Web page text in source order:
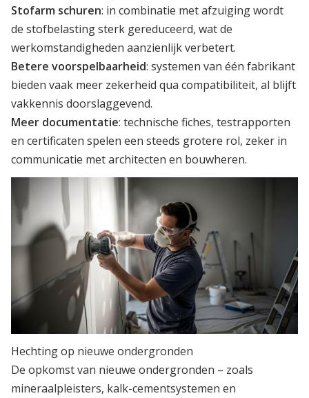
Stofarm schuren: in combinatie met afzuiging wordt
de stofbelasting sterk gereduceerd, wat de
werkomstandigheden aanzienlijk verbetert.
Betere voorspelbaarheid: systemen van één fabrikant
bieden vaak meer zekerheid qua compatibiliteit, al blijft
vakkennis doorslaggevend.
Meer documentatie: technische fiches, testrapporten
en certificaten spelen een steeds grotere rol, zeker in
communicatie met architecten en bouwheren.
Hechting op nieuwe ondergronden
De opkomst van nieuwe ondergronden – zoals
mineraalpleisters, kalk-cementsystemen en